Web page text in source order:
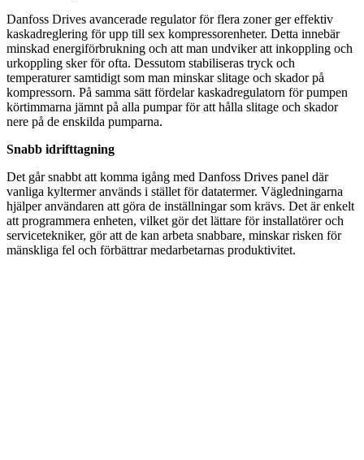
Danfoss Drives avancerade regulator för flera zoner ger effektiv
kaskadreglering för upp till sex kompressorenheter. Detta innebär
minskad energiförbrukning och att man undviker att inkoppling och
urkoppling sker för ofta. Dessutom stabiliseras tryck och
temperaturer samtidigt som man minskar slitage och skador på
kompressorn. På samma sätt fördelar kaskadregulatorn för pumpen
körtimmarna jämnt på alla pumpar för att hålla slitage och skador
nere på de enskilda pumparna.
Snabb idrifttagning
Det går snabbt att komma igång med Danfoss Drives panel där
vanliga kyltermer används i stället för datatermer. Vägledningarna
hjälper användaren att göra de inställningar som krävs. Det är enkelt
att programmera enheten, vilket gör det lättare för installatörer och
servicetekniker, gör att de kan arbeta snabbare, minskar risken för
mänskliga fel och förbättrar medarbetarnas produktivitet.